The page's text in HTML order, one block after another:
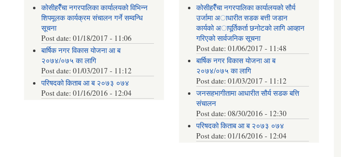
कोसीहरैँचा नगरपालिका कार्यालयको विभिन्न
शिपमूलक कार्यक्रम संचालन गर्ने सम्वन्धि
सूचना
Post date: 01/18/2017 - 11:06
बार्षिक नगर विकास योजना आ‍ ब
२०७४/०७५ का लागि
Post date: 01/03/2017 - 11:12
परिषदको किताब आ ब २०७३ ०७४
Post date: 01/16/2016 - 12:04
कोसीहरैँचा नगरपालिका कार्यालयको सौर्य
उर्जामा अाधारीत सडक बत्ती जडान
कार्यको अापूर्तिकर्ता छनोटको लागि आव्हान
गरिएको सार्वजनिक सूचना
Post date:01/06/2017 - 11:48
बार्षिक नगर विकास योजना आ‍ ब
२०७४/०७५ का लागि
Post date:01/03/2017 - 11:12
जनसहभागीतामा आधारीत सौर्य सडक बत्ति
संचालन
Post date:08/30/2016 - 12:30
परिषदको किताब आ ब २०७३ ०७४
Post date:01/16/2016 - 12:04